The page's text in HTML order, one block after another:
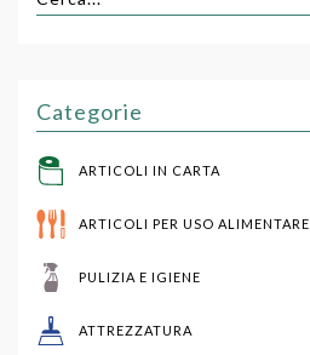
Categorie
ARTICOLI IN CARTA
ARTICOLI PER USO ALIMENTARE
PULIZIA E IGIENE
ATTREZZATURA